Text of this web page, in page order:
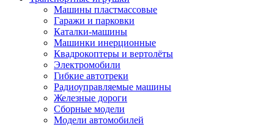
Машины пластмассовые
Гаражи и парковки
Каталки-машины
Машинки инерционные
Квадрокоптеры и вертолёты
Электромобили
Гибкие автотреки
Радиоуправляемые машины
Железные дороги
Сборные модели
Модели автомобилей